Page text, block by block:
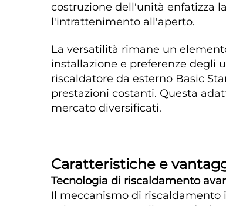
costruzione dell'unità enfatizza
l'intrattenimento all'aperto.
La versatilità rimane un
installazione e preferenze degli
riscaldatore da esterno Basic
prestazioni costanti. Questa
mercato diversificati.
Caratteristiche e
Tecnologia di riscaldamento
Il meccanismo di